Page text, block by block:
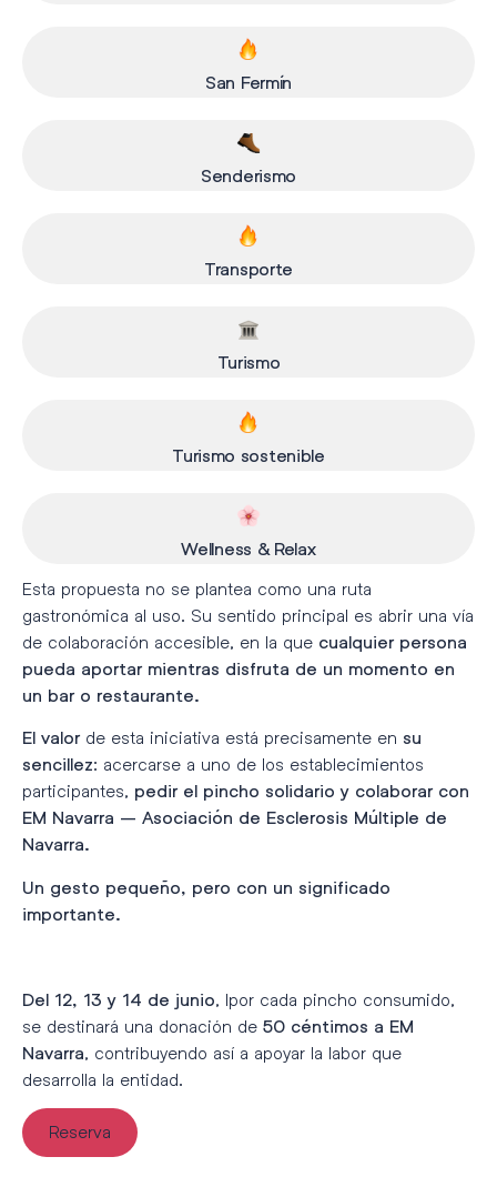
San Fermín
Senderismo
Transporte
Turismo
Turismo sostenible
Wellness & Relax
Esta propuesta no se plantea como una ruta
gastronómica al uso. Su sentido principal es abrir una vía
de colaboración accesible, en la que cualquier persona
pueda aportar mientras disfruta de un momento en
un bar o restaurante.
El valorde esta iniciativa está precisamente en su
sencillez: acercarse a uno de los establecimientos
participantes, pedir el pincho solidario y colaborar con
EM Navarra – Asociación de Esclerosis Múltiple de
Navarra.
Un gesto pequeño, pero con un significado
importante.
Del 12, 13 y 14 de junio , lpor cada pincho consumido,
se destinará una donación de 50 céntimos a EM
Navarra , contribuyendo así a apoyar la labor que
desarrolla la entidad.
Reserva